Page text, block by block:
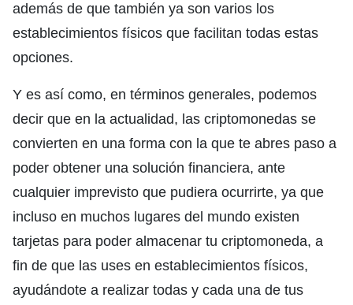
además de que también ya son varios los
establecimientos físicos que facilitan todas estas
opciones.
Y es así como, en términos generales, podemos
decir que en la actualidad, las criptomonedas se
convierten en una forma con la que te abres paso a
poder obtener una solución financiera, ante
cualquier imprevisto que pudiera ocurrirte, ya que
incluso en muchos lugares del mundo existen
tarjetas para poder almacenar tu criptomoneda, a
fin de que las uses en establecimientos físicos,
ayudándote a realizar todas y cada una de tus